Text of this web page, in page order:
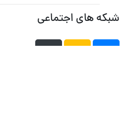
شبکه های اجتماعی